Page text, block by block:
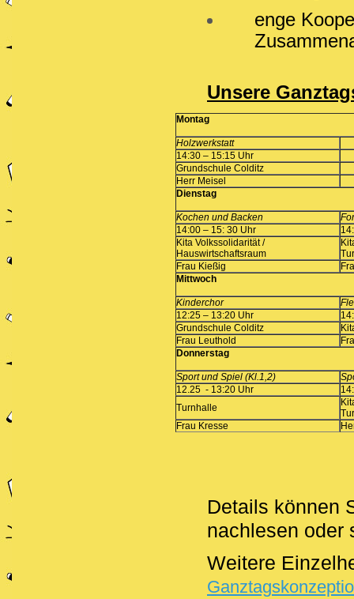
enge
Unsere
Montag
Holzwerkstatt
14:30 – 15:15 Uhr
Grundschule Colditz
Herr Meisel
Dienstag
Kochen und Backen
14:00 – 15: 30 Uhr
Kita Volkssolidarität /
Hauswirtschaftsraum
Frau Kießig
Mittwoch
Kinderchor
12:25 – 13:20 Uhr
Grundschule Colditz
Frau Leuthold
Donnerstag
Sport und Spiel (Kl.1,2)
12.25 - 13:20 Uhr
Turnhalle
Frau Kresse
Details können
nachlesen oder
Weitere